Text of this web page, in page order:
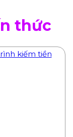
thức